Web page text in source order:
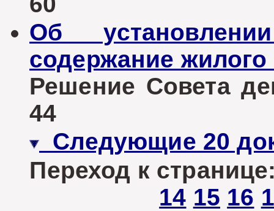
Об
содержание
Решение Совета
44
Следующие 20
Переход к
14 15 16